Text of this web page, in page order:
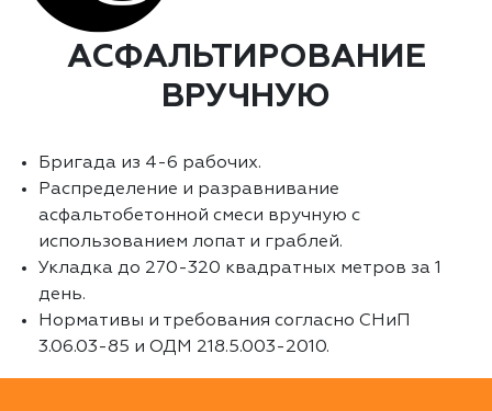
АСФАЛЬТИРОВАНИЕ
ВРУЧНУЮ
Бригада из 4-6 рабочих.
Распределение и разравнивание
асфальтобетонной смеси вручную с
использованием лопат и граблей.
Укладка до 270-320 квадратных метров за 1
день.
Нормативы и требования согласно СНиП
3.06.03-85 и ОДМ 218.5.003-2010.